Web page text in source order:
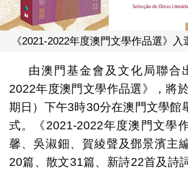
《2021-2022年度澳門文學作品選》
由澳門基金會及文化局聯合
2022年度澳門文學作品選》，將
期日）下午3時30分在澳門文學館
式。《2021-2022年度澳門文學
馨、吳淑鈿、賀綾聲及鄧景濱主
20篇、散文31篇、新詩22首及詩